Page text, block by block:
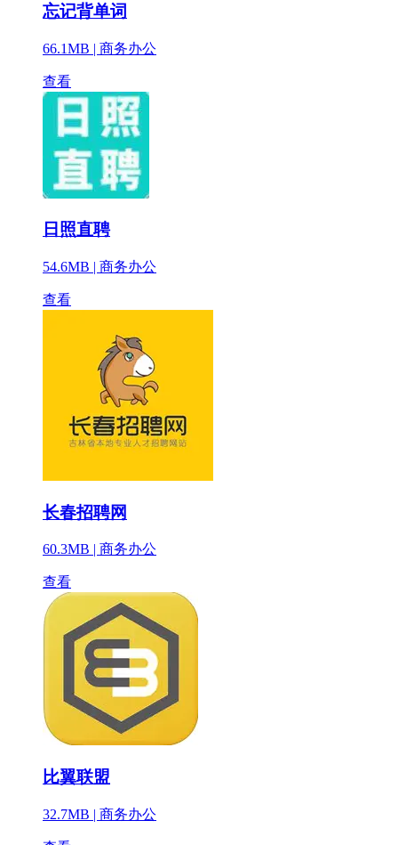
忘记背单词
66.1MB | 商务办公
查看
日照直聘
54.6MB | 商务办公
查看
长春招聘网
60.3MB | 商务办公
查看
比翼联盟
32.7MB | 商务办公